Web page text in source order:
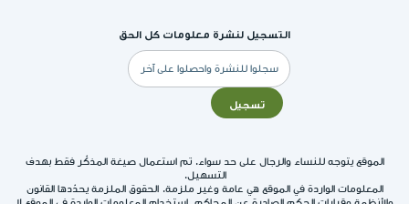
التسجيل لنشرة معلومات كل الحق
البريد
الإلكتروني
تسجيل
الموقع يتوجه للنساء والرجال على حد سواء. تم استعمال صيغة المذكّر فقط بهدف
التسهيل.
المعلومات الواردة في الموقع هي عامة وغير ملزمة. الحقوق الملزمة يحدّدها القانون